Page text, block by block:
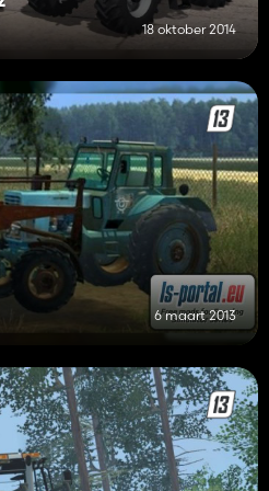
18 oktober 2014
6 maart 2013